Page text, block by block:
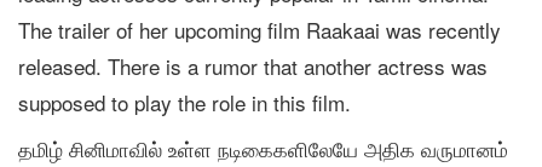
The trailer of her upcoming film Raakaai was recently
released. There is a rumor that another actress was
supposed to play the role in this film.
தமிழ் சினிமாவில் உள்ள நடிகைகளிலேயே அதிக வருமானம்